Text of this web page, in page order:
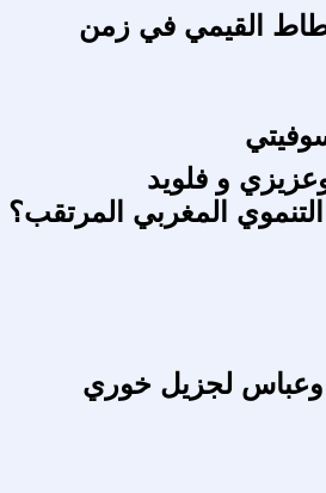
القيمي في زمن
و فلويد
المغربي المرتقب؟
وعباس لجزيل خوري